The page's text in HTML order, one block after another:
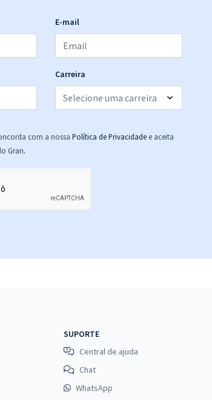
E-mail
Carreira
com a nossa Política de Privacidade e aceita
Gran.
SUPORTE
Central de ajuda
Chat
WhatsApp